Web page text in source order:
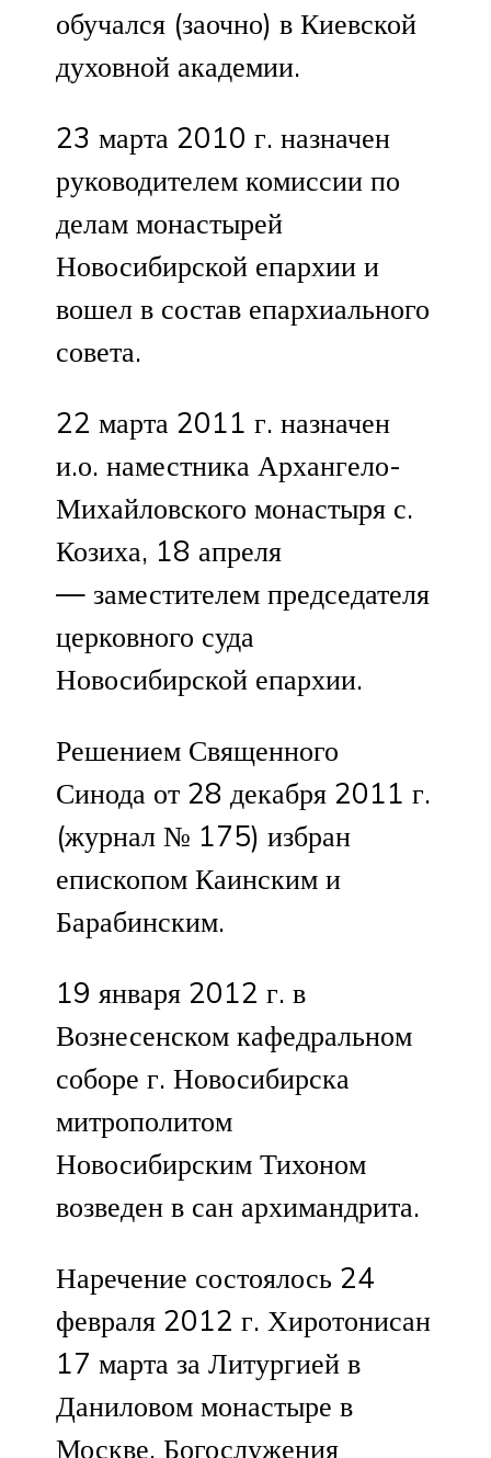
обучался (заочно) в Киевской
духовной академии.
23 марта 2010 г. назначен
руководителем комиссии по
делам монастырей
Новосибирской епархии и
вошел в состав епархиального
совета.
22 марта 2011 г. назначен
и.о. наместника Архангело-
Михайловского монастыря с.
Козиха, 18 апреля
— заместителем председателя
церковного суда
Новосибирской епархии.
Решением Священного
Синода от 28 декабря 2011 г.
(журнал № 175) избран
епископом Каинским и
Барабинским.
19 января 2012 г. в
Вознесенском кафедральном
соборе г. Новосибирска
митрополитом
Новосибирским Тихоном
возведен в сан архимандрита.
Наречение состоялось 24
февраля 2012 г. Хиротонисан
17 марта за Литургией в
Даниловом монастыре в
Москве. Богослужения